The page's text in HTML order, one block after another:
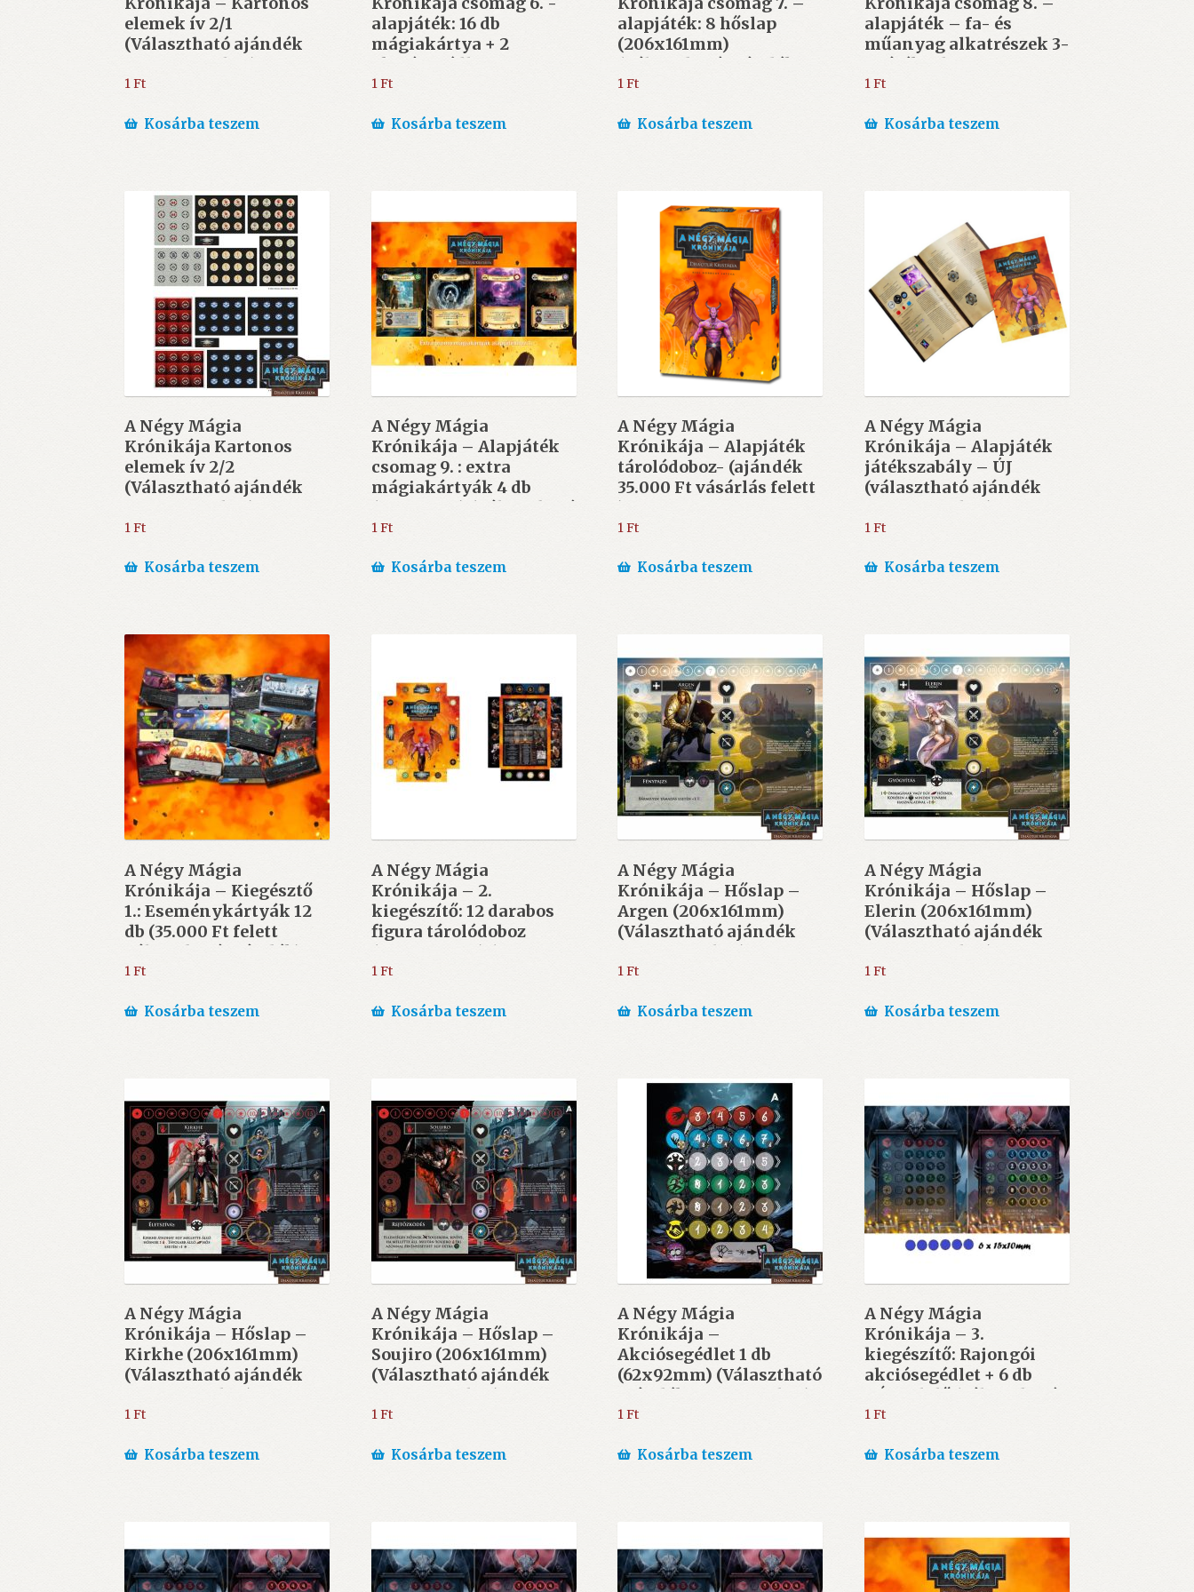
elemek ív 2/1
(Választható ajándék
40.000 Ft felett)
1Ft
Kosárba teszem
alapjáték: 16 db
mágiakártya + 2
akciósegédlet
(62x92mm) választható
vásárlás esetén
1Ft
Kosárba teszem
alapjáték: 8 hőslap
(206x161mm)
(Választható ajándék
40.000 Ft felett)
1Ft
Kosárba teszem
alapjáték – fa- és
műanyag alkatrészek 3-
4 játékoshoz
(Választható ajándék
1Ft
Kosárba teszem
A Négy Mágia
Krónikája Kartonos
elemek ív 2/2
(Választható ajándék
30.000 Ft felett)
1Ft
Kosárba teszem
A Négy Mágia
Krónikája – Alapjáték
csomag 9. : extra
mágiakártyák 4 db
(62x92mm) (Választható
ajándék 15.000 Ft felett)
1 Ft
Kosárba teszem
A Négy Mágia
Krónikája – Alapjáték
tárolódoboz- (ajándék
35.000 Ft vásárlás felett
)
1Ft
Kosárba teszem
A Négy Mágia
Krónikája – Alapjáték
játékszabály – ÚJ
(választható ajándék
35.000 Ft felett)
1 Ft
Kosárba teszem
A Négy Mágia
Krónikája – Kiegésztő
1.: Eseménykártyák 12
db (35.000 Ft felett
választható ajándék)
1Ft
Kosárba teszem
A Négy Mágia
Krónikája – 2.
kiegészítő: 12 darabos
figura tárolódoboz
(220x150x40) (20.000 Ft
vásárlás felett
1Ft
Kosárba teszem
A Négy Mágia
Krónikája – Hőslap –
Argen (206x161mm)
(Választható ajándék
10.000 Ft felett)
1Ft
Kosárba teszem
A Négy Mágia
Krónikája – Hőslap –
Elerin (206x161mm)
(Választható ajándék
10.000 Ft felett)
1Ft
Kosárba teszem
A Négy Mágia
Krónikája – Hőslap –
Kirkhe (206x161mm)
(Választható ajándék
10.000 Ft felett)
1Ft
Kosárba teszem
A Négy Mágia
Krónikája – Hőslap –
Soujiro (206x161mm)
(Választható ajándék
10.000 Ft felett)
1Ft
Kosárba teszem
A Négy Mágia
Krónikája –
Akciósegédlet 1 db
(62x92mm) (Választható
ajándék 5.000 Ft felett)
1Ft
Kosárba teszem
A Négy Mágia
Krónikája – 3.
kiegészítő: Rajongói
akciósegédlet + 6 db
KÉK jelölő (választható
ajándék)
1Ft
Kosárba teszem